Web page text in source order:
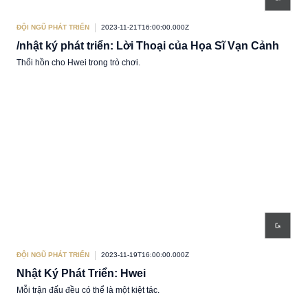
ĐỘI NGŨ PHÁT TRIỂN 2023-11-21T16:00:00.000Z
/nhật ký phát triển: Lời Thoại của Họa Sĩ Vạn Cảnh
Thổi hồn cho Hwei trong trò chơi.
ĐỘI NGŨ PHÁT TRIỂN 2023-11-19T16:00:00.000Z
Nhật Ký Phát Triển: Hwei
Mỗi trận đấu đều có thể là một kiệt tác.